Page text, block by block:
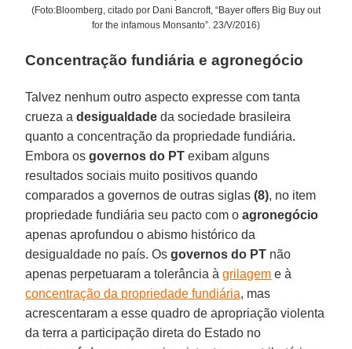
(Foto:Bloomberg, citado por Dani Bancroft, “Bayer offers Big Buy out
for the infamous Monsanto”. 23/V/2016)
Concentração fundiária e agronegócio
Talvez nenhum outro aspecto expresse com tanta
crueza adesigualdade da sociedade brasileira
quanto a concentração da propriedade fundiária.
Embora osgovernos do PT exibam alguns
resultados sociais muito positivos quando
comparados a governos de outras siglas(8), no item
propriedade fundiária seu pacto com oagronegócio
apenas aprofundou o abismo histórico da
desigualdade no país. Osgovernos do PT não
apenas perpetuaram a tolerância àgrilagem e à
concentração da propriedade fundiária, mas
acrescentaram a esse quadro de apropriação violenta
da terra a participação direta do Estado no